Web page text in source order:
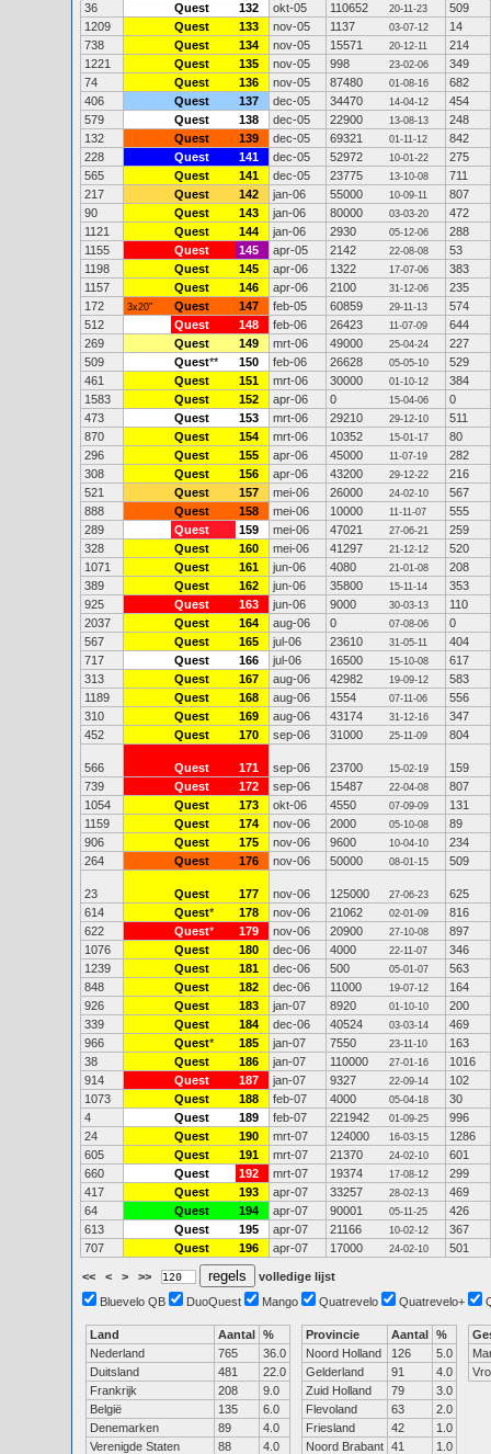
36
Quest 132 okt-05 110652 20-11-23
509
1209
Quest 133 nov-05 1137 03-07-12
14
738
Quest 134 nov-05 15571 20-12-11
214
1221
Quest 135 nov-05 998 23-02-06
349
74
Quest 136 nov-05 87480 01-08-16
682
406
Quest 137 dec-05 34470 14-04-12
454
579
Quest 138 dec-05 22900 13-08-13
248
132
Quest 139 dec-05 69321 01-11-12
842
228
Quest 141 dec-05 52972 10-01-22
275
565
Quest 141 dec-05 23775 13-10-08
711
217
Quest 142 jan-06 55000 10-09-11
807
90
Quest 143 jan-06 80000 03-03-20
472
1121
Quest 144 jan-06 2930 05-12-06
288
1155
Quest 145 apr-05 2142 22-08-08
53
1198
Quest 145 apr-06 1322 17-07-06
383
1157
Quest 146 apr-06 2100 31-12-06
235
172
3x20" Quest 147 feb-05 60859 29-11-13
574
512
Quest 148 feb-06 26423 11-07-09
644
269
Quest 149 mrt-06 49000 25-04-24
227
509
Quest** 150 feb-06 26628 05-05-10
529
461
Quest 151 mrt-06 30000 01-10-12
384
1583
Quest 152 apr-06 0 15-04-06
0
473
Quest 153 mrt-06 29210 29-12-10
511
870
Quest 154 mrt-06 10352 15-01-17
80
296
Quest 155 apr-06 45000 11-07-19
282
308
Quest 156 apr-06 43200 29-12-22
216
521
Quest 157 mei-06 26000 24-02-10
567
888
Quest 158 mei-06 10000 11-11-07
555
289
Quest 159 mei-06 47021 27-06-21
259
328
Quest 160 mei-06 41297 21-12-12
520
1071
Quest 161 jun-06 4080 21-01-08
208
389
Quest 162 jun-06 35800 15-11-14
353
925
Quest 163 jun-06 9000 30-03-13
110
2037
Quest 164 aug-06 0 07-08-06
0
567
Quest 165 jul-06 23610 31-05-11
404
717
Quest 166 jul-06 16500 15-10-08
617
313
Quest 167 aug-06 42982 19-09-12
583
1189
Quest 168 aug-06 1554 07-11-06
556
310
Quest 169 aug-06 43174 31-12-16
347
452
Quest 170 sep-06 31000 25-11-09 804
566 Quest 171 sep-06 23700 15-02-19
159
739
Quest 172 sep-06 15487 22-04-08
807
1054
Quest 173 okt-06 4550 07-09-09
131
1159
Quest 174 nov-06 2000 05-10-08
89
906
Quest 175 nov-06 9600 10-04-10
234
264
Quest 176 nov-06 50000 08-01-15 509
23 Quest 177 nov-06 125000 27-06-23
625
614
Quest* 178 nov-06 21062 02-01-09
816
622
Quest* 179 nov-06 20900 27-10-08
897
1076
Quest 180 dec-06 4000 22-11-07
346
1239
Quest 181 dec-06 500 05-01-07
563
848
Quest 182 dec-06 11000 19-07-12
164
926
Quest 183 jan-07 8920 01-10-10
200
339
Quest 184 dec-06 40524 03-03-14
469
966
Quest* 185 jan-07 7550 23-11-10
163
38
Quest 186 jan-07 110000 27-01-16
1016
914
Quest 187 jan-07 9327 22-09-14
102
1073
Quest 188 feb-07 4000 05-04-18
30
4
Quest 189 feb-07 221942 01-09-25
996
24
Quest 190 mrt-07 124000 16-03-15
1286
605
Quest 191 mrt-07 21370 24-02-10
601
660
Quest 192 mrt-07 19374 17-08-12
299
417
Quest 193 apr-07 33257 28-02-13
469
64
Quest 194 apr-07 90001 05-11-25
426
613
Quest 195 apr-07 21166 10-02-12
367
707
Quest 196 apr-07 17000 24-02-10 501
<< < > >>
volledige lijst
Bluevelo QB
DuoQuest Mango Quatrevelo Quatrevelo+
Land Aantal %
Nederland
765
36.0
Duitsland
481
22.0
Frankrijk
208
9.0
België
135
6.0
Denemarken
89
4.0
Verenigde Staten
88
4.0
Provincie Aantal %
Noord Holland
126
5.0
Gelderland
91
4.0
Zuid Holland
79
3.0
Flevoland
63
2.0
Friesland
42
1.0
Noord Brabant 41
1.0